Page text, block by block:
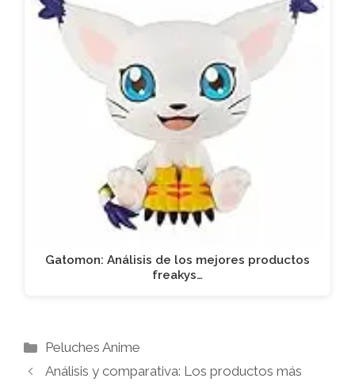
Gatomon: Análisis de los mejores productos
freakys…
Categorías
Peluches Anime
Análisis y comparativa: Los productos más